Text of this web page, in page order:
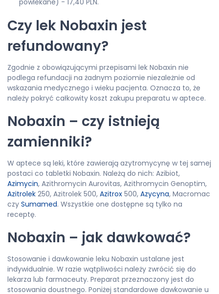
powlekane) - 17,40 PLN.
Czy lek Nobaxin jest
refundowany?
Zgodnie z obowiązującymi przepisami lek Nobaxin nie
podlega refundacji na żadnym poziomie niezależnie od
wskazania medycznego i wieku pacjenta. Oznacza to, że
należy pokryć całkowity koszt zakupu preparatu w aptece.
Nobaxin – czy istnieją
zamienniki?
W aptece są leki, które zawierają azytromycynę w tej samej
postaci co tabletki Nobaxin. Należą do nich: Azibiot,
Azimycin, Azithromycin Aurovitas, Azithromycin Genoptim,
Azitrolek 250, Azitrolek 500, Azitrox 500, Azycyna, Macromac
czy Sumamed. Wszystkie one dostępne są tylko na
receptę.
Nobaxin – jak dawkować?
Stosowanie i dawkowanie leku Nobaxin ustalane jest
indywidualnie. W razie wątpliwości należy zwrócić się do
lekarza lub farmaceuty. Preparat przeznaczony jest do
stosowania doustnego. Poniżej standardowe dawkowanie u